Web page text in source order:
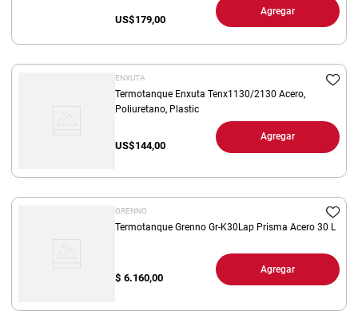
US$179,00
Agregar
ENXUTA
Termotanque Enxuta Tenx1130/2130 Acero,
Poliuretano, Plastic
US$144,00
Agregar
GRENNO
Termotanque Grenno Gr-K30Lap Prisma Acero 30 L
$ 6.160,00
Agregar